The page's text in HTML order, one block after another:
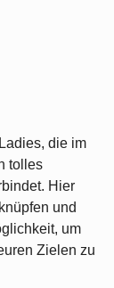
die im
tolles
Hier
und
um
Zielen zu